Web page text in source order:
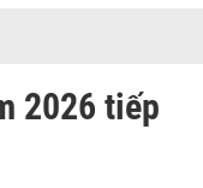
2026 tiếp